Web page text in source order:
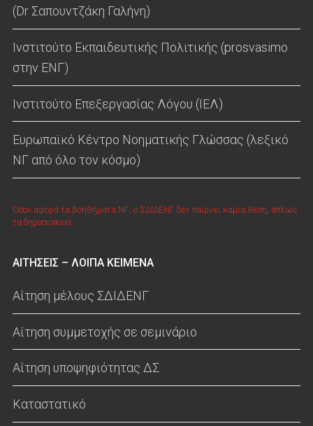
(Dr Σαπουντζάκη Γαλήνη)
Ινστιτούτο Εκπαιδευτικής Πολιτικής (prosvasimo
στην ΕΝΓ)
Ινστιτούτο Επεξεργασίας Λόγου (ΙΕΛ)
Ευρωπαϊκό Κέντρο Νοηματικής Γλώσσας (λεξικό
ΝΓ από όλο τον κόσμο)
Όσον αφορά τα βοηθήματα ΝΓ, ο ΣΔΙΔΕΝΓ δεν παίρνει καμία θέση, απλώς
τα δημοσιοποιεί.
ΑΙΤΗΣΕΙΣ – ΛΟΙΠΑ ΚΕΙΜΕΝΑ
Αίτηση μέλους ΣΔΙΔΕΝΓ
Αίτηση συμμετοχής σε σεμινάριο
Αίτηση υποψηφιότητας ΔΣ
Καταστατικό